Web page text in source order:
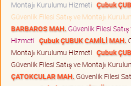
Montajı Kurulumu Hizmeti Çubuk
Güvenlik Filesi Satış ve Montajı
BARBAROS MAH. Güvenlik Filesi
Hizmeti Çubuk ÇUBUK CAMİLİ MAH.
Montajı Kurulumu Hizmeti Çubuk
Güvenlik Filesi Satış ve Montajı
ÇATOKCULAR MAH. Güvenlik Filesi